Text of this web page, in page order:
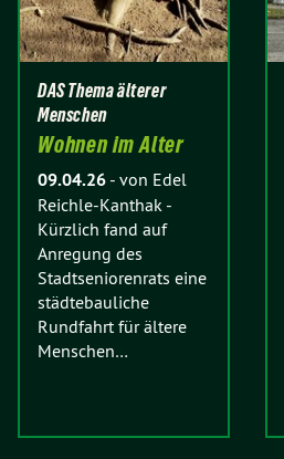
DAS Thema älterer
Menschen
Wohnen im Alter
09.04.26 - von Edel
Reichle-Kanthak -
Kürzlich fand auf
Anregung des
Stadtseniorenrats eine
städtebauliche
Rundfahrt für ältere
Menschen…